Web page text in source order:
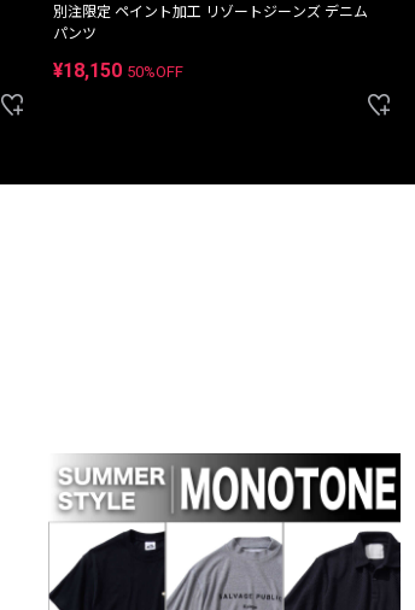
別注限定 ペイント加工 リゾートジーンズ デニム
パンツ
¥18,150 50%OFF